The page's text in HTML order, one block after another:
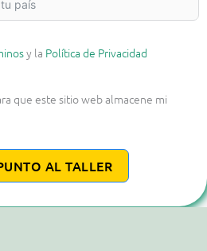
y la Política de Privacidad
que este sitio web almacene mi
AL TALLER